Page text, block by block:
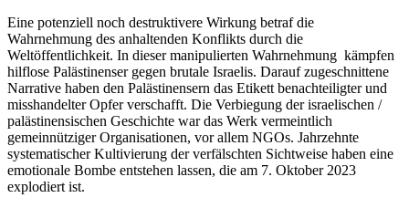
Eine potenziell noch destruktivere Wirkung betraf die
Wahrnehmung des anhaltenden Konflikts durch die
Weltöffentlichkeit. In dieser manipulierten Wahrnehmung kämpfen
hilflose Palästinenser gegen brutale Israelis. Darauf zugeschnittene
Narrative haben den Palästinensern das Etikett benachteiligter und
misshandelter Opfer verschafft. Die Verbiegung der israelischen /
palästinensischen Geschichte war das Werk vermeintlich
gemeinnütziger Organisationen, vor allem NGOs. Jahrzehnte
systematischer Kultivierung der verfälschten Sichtweise haben eine
emotionale Bombe entstehen lassen, die am 7. Oktober 2023
explodiert ist.